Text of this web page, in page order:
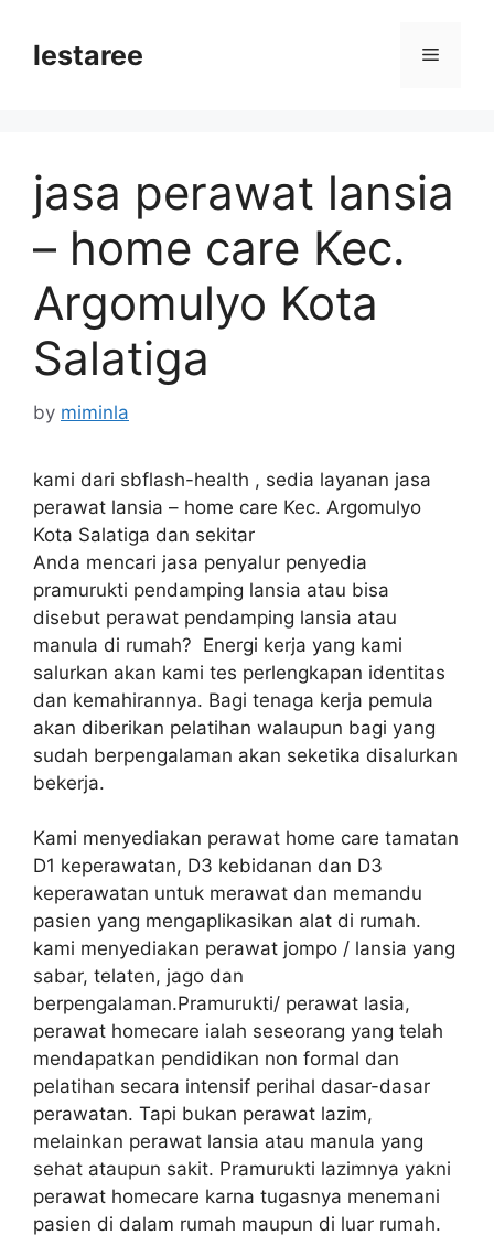
contentlestaree Menu
jasa perawat lansia
– home care Kec.
Argomulyo Kota
Salatiga
by miminla
kami dari sbflash-health , sedia layanan jasa
perawat lansia – home care Kec. Argomulyo
Kota Salatiga dan sekitar
Anda mencari jasa penyalur penyedia
pramurukti pendamping lansia atau bisa
disebut perawat pendamping lansia atau
manula di rumah? Energi kerja yang kami
salurkan akan kami tes perlengkapan identitas
dan kemahirannya. Bagi tenaga kerja pemula
akan diberikan pelatihan walaupun bagi yang
sudah berpengalaman akan seketika disalurkan
bekerja.
Kami menyediakan perawat home care tamatan
D1 keperawatan, D3 kebidanan dan D3
keperawatan untuk merawat dan memandu
pasien yang mengaplikasikan alat di rumah.
kami menyediakan perawat jompo / lansia yang
sabar, telaten, jago dan
berpengalaman.Pramurukti/ perawat lasia,
perawat homecare ialah seseorang yang telah
mendapatkan pendidikan non formal dan
pelatihan secara intensif perihal dasar-dasar
perawatan. Tapi bukan perawat lazim,
melainkan perawat lansia atau manula yang
sehat ataupun sakit. Pramurukti lazimnya yakni
perawat homecare karna tugasnya menemani
pasien di dalam rumah maupun di luar rumah.